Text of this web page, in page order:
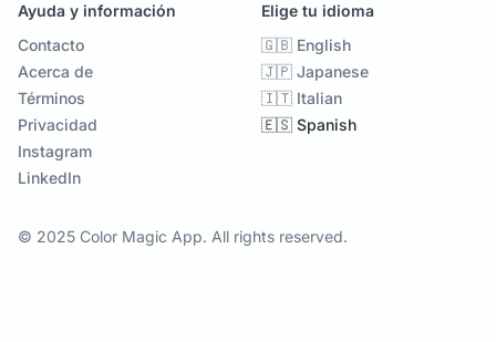
Ayuda y información
Contacto
Acerca de
Términos
Privacidad
Instagram
LinkedIn
Elige tu idioma
🇬🇧 English
🇯🇵 Japanese
🇮🇹 Italian
🇪🇸 Spanish
© 2025 Color Magic App. All rights reserved.